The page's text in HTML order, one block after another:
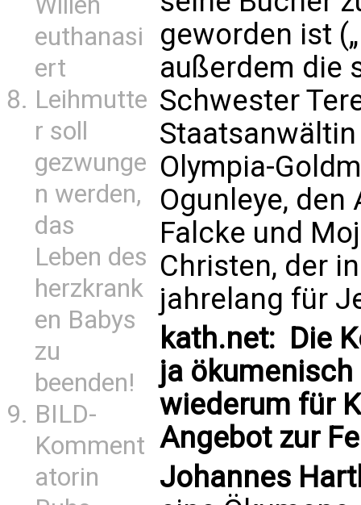
euthanasi
ert
Leihmutte
r soll
gezwunge
n werden,
das
Leben des
herzkrank
en Babys
zu
beenden!
BILD-
Komment
atorin
geworden ist
außerdem die
Schwester
Olympia-
Ogunleye,
Falcke und
Christen, der
jahrelang für
kath.net: Die
ja
wiederum für
Angebot zur
Johannes